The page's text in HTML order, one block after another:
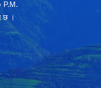
P.M.
छ ।